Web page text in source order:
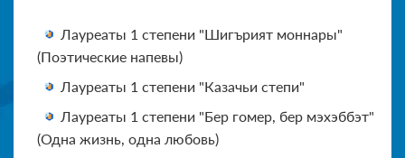
Лауреаты 1 степени "Шигърият моннары"
(Поэтические напевы)
Лауреаты 1 степени "Казачьи степи"
Лауреаты 1 степени "Бер гомер, бер мэхэббэт"
(Одна жизнь, одна любовь)